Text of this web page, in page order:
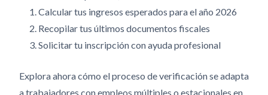
Calcular tus ingresos esperados para el año 2026
Recopilar tus últimos documentos fiscales
Solicitar tu inscripción con ayuda profesional
Explora ahora cómo el proceso de verificación se adapta
a trabajadores con empleos múltiples o estacionales en